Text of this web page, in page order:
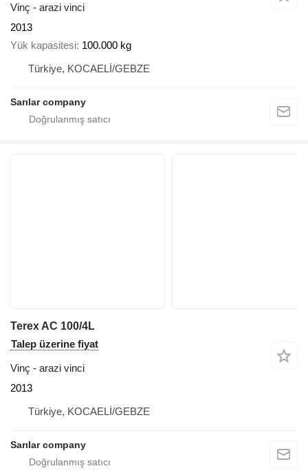
Vinç - arazi vinci
2013
Yük kapasitesi 100.000 kg
Türkiye, KOCAELİ/GEBZE
Sarılar company
Terex AC 100/4L
Talep üzerine fiyat
Vinç - arazi vinci
2013
Türkiye, KOCAELİ/GEBZE
Sarılar company